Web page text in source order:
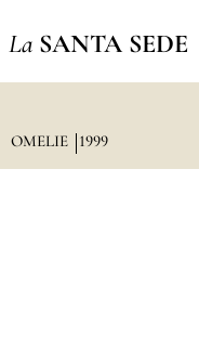
La SANTA SEDE
OMELIE 1999